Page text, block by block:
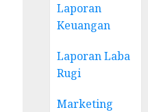
Laporan
Keuangan
Laporan Laba
Rugi
Marketing